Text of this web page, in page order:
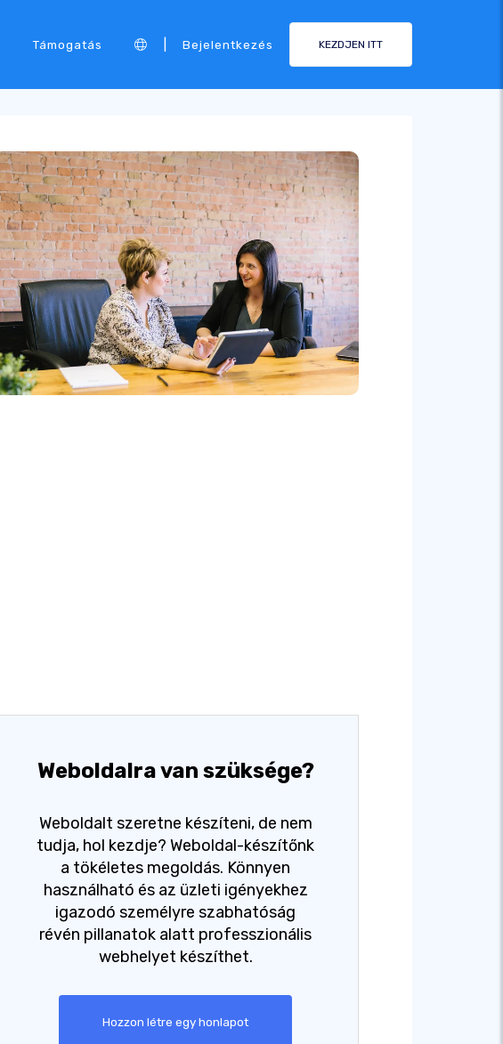
Támogatás Bejelentkezés KEZDJEN ITT
Weboldalra van szüksége?
Weboldalt szeretne készíteni, de nem
tudja, hol kezdje? Weboldal-készítőnk
a tökéletes megoldás. Könnyen
használható és az üzleti igényekhez
igazodó személyre szabhatóság
révén pillanatok alatt professzionális
webhelyet készíthet.
Hozzon létre egy honlapot